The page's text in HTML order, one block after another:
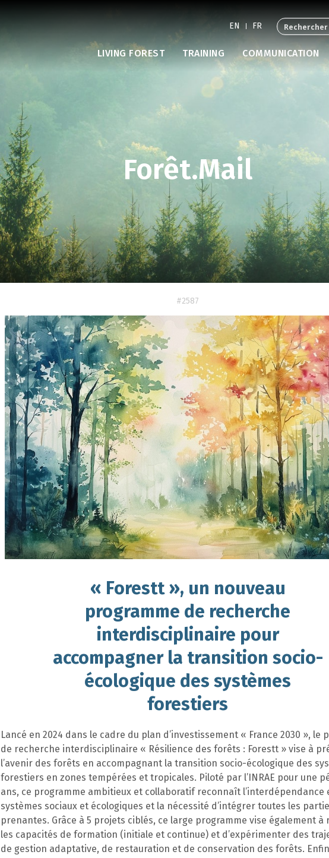
EN FR
LIVING FOREST TRAINING COMMUNICATION
Forêt.Mail
#2587
« Forestt », un nouveau
programme de recherche
interdisciplinaire pour
accompagner la transition socio-
écologique des systèmes
forestiers
Lancé en 2024 dans le cadre du plan d’investissement « France 2030 », le
de recherche interdisciplinaire « Résilience des forêts : Forestt » vise à
l’avenir des forêts en accompagnant la transition socio-écologique des
forestiers en zones tempérées et tropicales. Piloté par l’INRAE pour une
ans, ce programme ambitieux et collaboratif reconnaît l’interdépendance
systèmes sociaux et écologiques et la nécessité d’intégrer toutes les
prenantes. Grâce à 5 projets ciblés, ce large programme vise également
les capacités de formation (initiale et continue) et d’expérimenter des
de gestion adaptative, de restauration et de conservation des forêts.